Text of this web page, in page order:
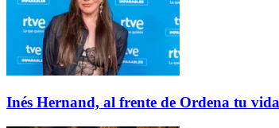
Inés Hernand, al frente de Ordena tu